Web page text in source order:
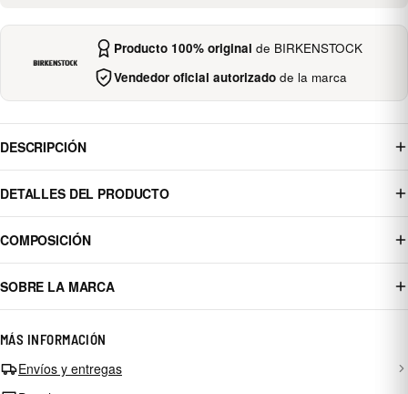
Producto 100% original de BIRKENSTOCK
Vendedor oficial autorizadode la marca
DESCRIPCIÓN
DETALLES DEL PRODUCTO
COMPOSICIÓN
SOBRE LA MARCA
MÁS INFORMACIÓN
Envíos y entregas